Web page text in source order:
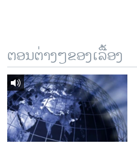
ຕອນຕ່າງໆຂອງເລື້ອງ